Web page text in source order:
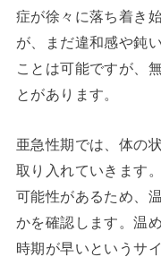
症が徐々に落ち着き
が、まだ違和感や鈍
ことは可能ですが、
とがあります。
亜急性期では、体の
取り入れていきます
可能性があるため、
かを確認します。温
時期が早いというサ